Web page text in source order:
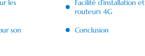
les
son
Facilité d’installation
routeurs 4G
Conclusion